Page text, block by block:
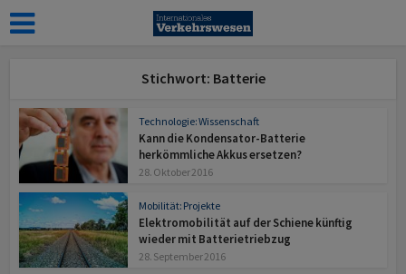
Stichwort: Batterie
Technologie: Wissenschaft
Kann die Kondensator-Batterie
herkömmliche Akkus ersetzen?
28. Oktober 2016
Mobilität: Projekte
Elektromobilität auf der Schiene künftig
wieder mit Batterietriebzug
28. September 2016